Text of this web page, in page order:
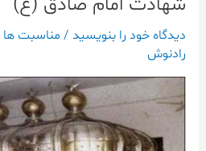
دیدگاه‌ خود را بنویسید / مناسبت ها
رادنوش
صادق
(ع)